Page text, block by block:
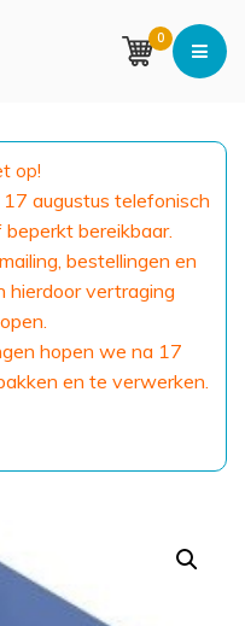
0
op!
augustus telefonisch
bereikbaar.
bestellingen en
hierdoor vertraging
hopen we na 17
en te verwerken.